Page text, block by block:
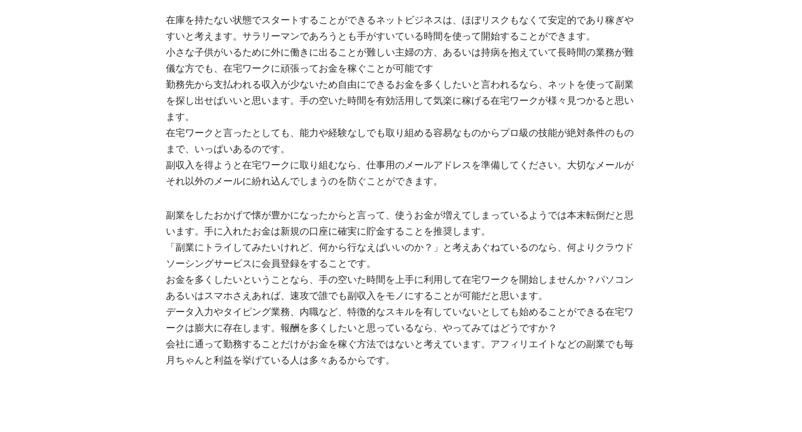
在庫を持たない状態でスタートすることができるネットビジネスは、ほぼリスクもなくて安定的であり稼ぎや
すいと考えます。サラリーマンであろうとも手がすいている時間を使って開始することができます。
小さな子供がいるために外に働きに出ることが難しい主婦の方、あるいは持病を抱えていて長時間の業務が難
儀な方でも、在宅ワークに頑張ってお金を稼ぐことが可能です
勤務先から支払われる収入が少ないため自由にできるお金を多くしたいと言われるなら、ネットを使って副業
を探し出せばいいと思います。手の空いた時間を有効活用して気楽に稼げる在宅ワークが様々見つかると思い
ます。
在宅ワークと言ったとしても、能力や経験なしでも取り組める容易なものからプロ級の技能が絶対条件のもの
まで、いっぱいあるのです。
副収入を得ようと在宅ワークに取り組むなら、仕事用のメールアドレスを準備してください。大切なメールが
それ以外のメールに紛れ込んでしまうのを防ぐことができます。
副業をしたおかげで懐が豊かになったからと言って、使うお金が増えてしまっているようでは本末転倒だと思
います。手に入れたお金は新規の口座に確実に貯金することを推奨します。
「副業にトライしてみたいけれど、何から行なえばいいのか？」と考えあぐねているのなら、何よりクラウド
ソーシングサービスに会員登録をすることです。
お金を多くしたいということなら、手の空いた時間を上手に利用して在宅ワークを開始しませんか？パソコン
あるいはスマホさえあれば、速攻で誰でも副収入をモノにすることが可能だと思います。
データ入力やタイピング業務、内職など、特徴的なスキルを有していないとしても始めることができる在宅ワ
ークは膨大に存在します。報酬を多くしたいと思っているなら、やってみてはどうですか？
会社に通って勤務することだけがお金を稼ぐ方法ではないと考えています。アフィリエイトなどの副業でも毎
月ちゃんと利益を挙げている人は多々あるからです。